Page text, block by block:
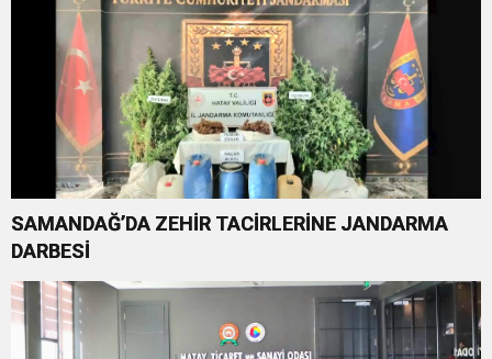
SAMANDAĞ’DA ZEHİR TACİRLERİNE JANDARMA
DARBESİ